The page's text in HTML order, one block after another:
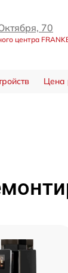
70
центра
Цена